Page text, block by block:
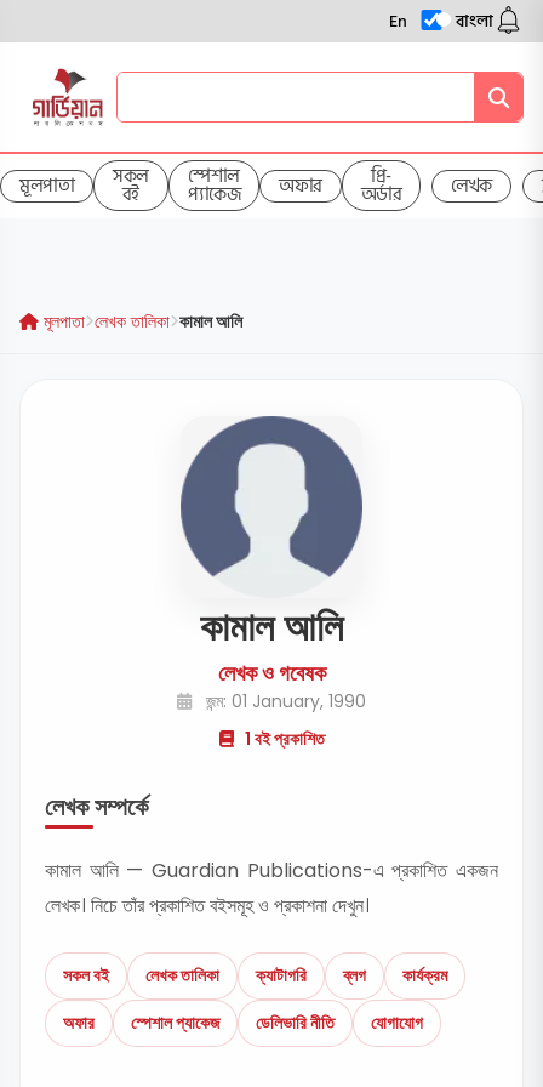
En বাংলা
মূলপাতা সকল
বই
স্পেশাল
প্যাকেজ অফার প্রি-
অর্ডার লেখক
মূলপাতা লেখক তালিকা কামাল আলি
কামাল আলি
লেখক ও গবেষক
জন্ম: 01 January, 1990
1 বই প্রকাশিত
লেখক সম্পর্কে
কামাল আলি — Guardian Publications-এ প্রকাশিত একজন
লেখক। নিচে তাঁর প্রকাশিত বইসমূহ ও প্রকাশনা দেখুন।
সকল বই লেখক তালিকা ক্যাটাগরি ব্লগ
কার্যক্রম
অফার
স্পেশাল প্যাকেজ ডেলিভারি নীতি যোগাযোগ